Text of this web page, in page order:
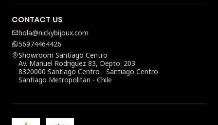
CONTACT US
hola@nickybijoux.com
56974464426
Showroom Santiago Centro
Av. Manuel Rodriguez 83, Depto. 203
8320000 Santiago Centro - Santiago Centro
Santiago Metropolitan - Chile